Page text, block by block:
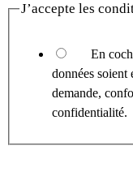
J’accepte les
En
données soient
demande,
confidentialité.